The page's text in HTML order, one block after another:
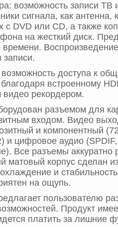
возможность записи ТВ
сигнала, как антенна,
с DVD или CD, а также
на жесткий диск.
записи.
возможность доступа к
встроенному
рекордером.
разъемом для
входом. Видео
и компонентный
цифровое аудио (SPDIF,
Все разъемы
матовый корпус сделан
и
на ощупь.
пользователю
Продукт
платить за лишние